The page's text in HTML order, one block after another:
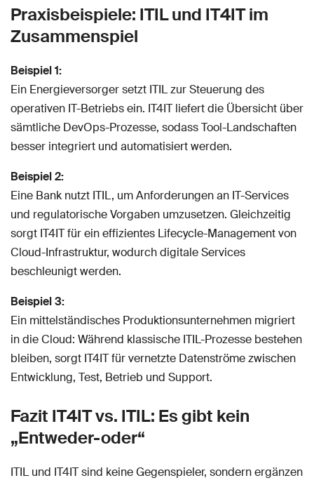
Praxisbeispiele: ITIL und IT4IT im
Zusammenspiel
Beispiel 1:
Ein Energieversorger setzt ITIL zur Steuerung des
operativen IT-Betriebs ein. IT4IT liefert die Übersicht über
sämtliche DevOps-Prozesse, sodass Tool-Landschaften
besser integriert und automatisiert werden.
Beispiel 2:
Eine Bank nutzt ITIL, um Anforderungen an IT-Services
und regulatorische Vorgaben umzusetzen. Gleichzeitig
sorgt IT4IT für ein effizientes Lifecycle-Management von
Cloud-Infrastruktur, wodurch digitale Services
beschleunigt werden.
Beispiel 3:
Ein mittelständisches Produktionsunternehmen migriert
in die Cloud: Während klassische ITIL-Prozesse bestehen
bleiben, sorgt IT4IT für vernetzte Datenströme zwischen
Entwicklung, Test, Betrieb und Support.
Fazit IT4IT vs. ITIL: Es gibt kein
„Entweder-oder“
ITIL und IT4IT sind keine Gegenspieler, sondern ergänzen